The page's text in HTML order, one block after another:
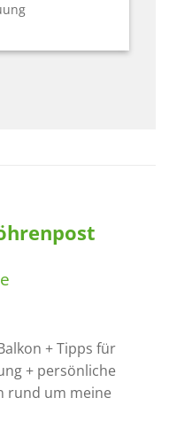
+ Tipps für
+ persönliche
rund um meine